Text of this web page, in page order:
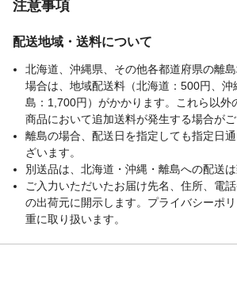
注意事項
配送地域・送料について
北海道、沖縄県、その他各都道府県の離
場合は、地域配送料（北海道：500円、
島：1,700円）がかかります。これら以外
商品において追加送料が発生する場合がご
離島の場合、配送日を指定しても指定日
ざいます。
別送品は、北海道・沖縄・離島への配送は
ご入力いただいたお届け先名、住所、電
の出荷元に開示します。プライバシーポ
重に取り扱います。